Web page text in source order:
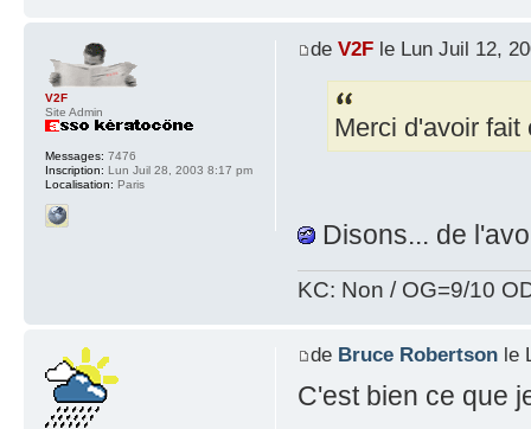
de V2Fle Lun Juil 12,
Merci d'avoir fait
Disons... de
KC: Non / OG=9/10
V2F
Site Admin
Messages: 7476
Inscription: Lun Juil 28, 2003 8:17 pm
Localisation: Paris
de Bruce Robertsonle
C'est bien ce que